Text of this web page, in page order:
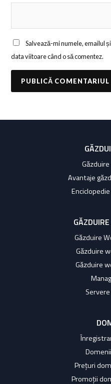
Salvează-mi numele, emailul
data viitoare când o să comentez.
Avantaje
Găzduire
Găzduire
Găzduire
Prețuri
Promoții